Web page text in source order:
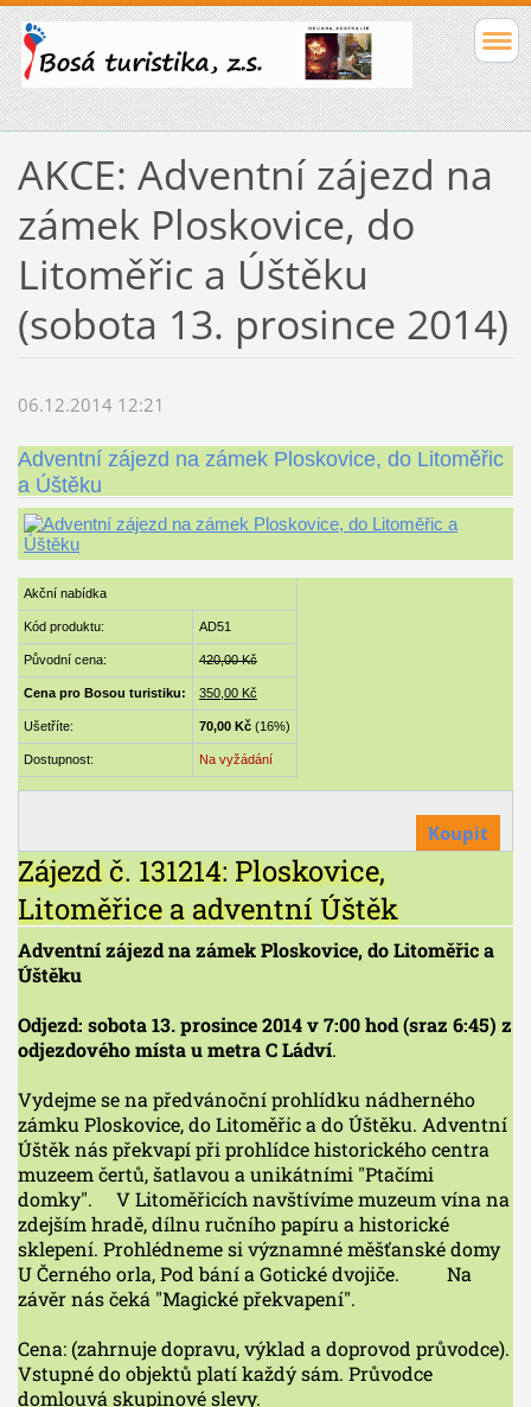
AKCE: Adventní zájezd na
zámek Ploskovice, do
Litoměřic a Úštěku
(sobota 13. prosince 2014)
06.12.2014 12:21
Adventní zájezd na zámek Ploskovice, do Litoměřic
a Úštěku
Akční nabídka
Kód produktu: AD51
Původní cena: 420,00 Kč
Cena pro Bosou turistiku: 350,00 Kč
Ušetříte: 70,00 Kč(16%)
Dostupnost: Na vyžádání
Koupit
Zájezd č. 131214: Ploskovice,
Litoměřice a adventní Úštěk
Adventní zájezd na zámek Ploskovice, do Litoměřic a
Úštěku
Odjezd: sobota 13. prosince 2014 v 7:00 hod (sraz 6:45) z
odjezdového místa u metra C Ládví.
Vydejme se na předvánoční prohlídku nádherného
zámku Ploskovice, do Litoměřic a do Úštěku. Adventní
Úštěk nás překvapí při prohlídce historického centra
muzeem čertů, šatlavou a unikátními "Ptačími
domky". V Litoměřicích navštívíme muzeum vína na
zdejším hradě, dílnu ručního papíru a historické
sklepení. Prohlédneme si významné měšťanské domy
U Černého orla, Pod bání a Gotické dvojiče. Na
závěr nás čeká "Magické překvapení".
Cena: (zahrnuje dopravu, výklad a doprovod průvodce).
Vstupné do objektů platí každý sám. Průvodce
domlouvá skupinové slevy.